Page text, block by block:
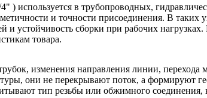
изменения направления линии,
они не перекрывают поток, а формируют
тип резьбы или обжимного
используется в трубопроводных,
и точности присоединения. В таких
и устойчивость сборки при рабочих
товара.